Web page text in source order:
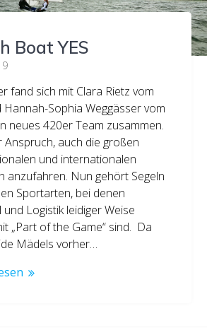
Boat YES
fand sich mit Clara Rietz vom
Hannah-Sophia Weggässer vom
neues 420er Team zusammen.
Anspruch, auch die großen
und internationalen
anzufahren. Nun gehört Segeln
Sportarten, bei denen
Logistik leidiger Weise
„Part of the Game“ sind. Da
Mädels vorher…